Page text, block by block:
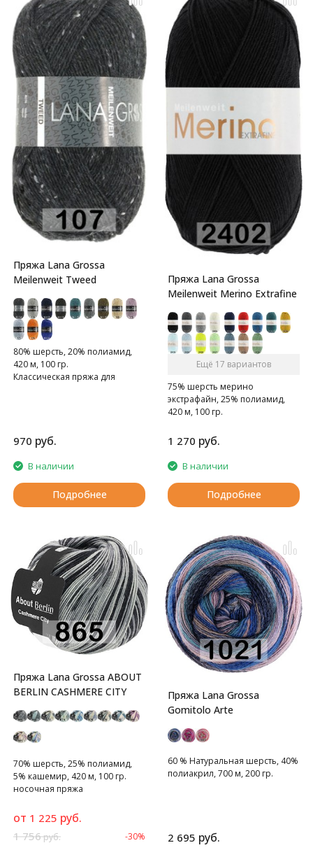
Пряжа Lana Grossa
Meilenweit Tweed
80% шерсть, 20% полиамид,
420 м, 100 гр.
Классическая пряжа для
970 руб.
В наличии
Подробнее
Пряжа Lana Grossa
Meilenweit Merino Extrafine
Ещё 17 вариантов
75% шерсть мерино
экстрафайн, 25% полиамид,
420 м, 100 гр.
носков из мериносовой
шерсти.
1 270 руб.
В наличии
Подробнее
Пряжа Lana Grossa ABOUT
BERLIN CASHMERE CITY
70% шерсть, 25% полиамид,
5% кашемир, 420 м, 100 гр.
носочная пряжа
от 1 225 руб.
1 756руб. -30%
Пряжа Lana Grossa
Gomitolo Arte
60 % Натуральная шерсть, 40%
полиакрил, 700 м, 200 гр.
2 695 руб.